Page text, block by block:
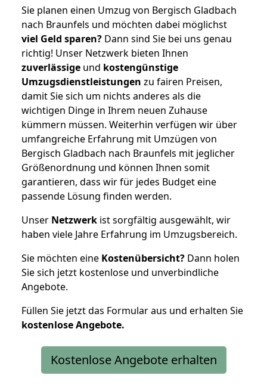
Sie planen einen Umzug von Bergisch Gladbach
nach Braunfels und möchten dabei möglichst
viel Geld sparen? Dann sind Sie bei uns genau
richtig! Unser Netzwerk bieten Ihnen
zuverlässige und kostengünstige
Umzugsdienstleistungen zu fairen Preisen,
damit Sie sich um nichts anderes als die
wichtigen Dinge in Ihrem neuen Zuhause
kümmern müssen. Weiterhin verfügen wir über
umfangreiche Erfahrung mit Umzügen von
Bergisch Gladbach nach Braunfels mit jeglicher
Größenordnung und können Ihnen somit
garantieren, dass wir für jedes Budget eine
passende Lösung finden werden.
Unser Netzwerk ist sorgfältig ausgewählt, wir
haben viele Jahre Erfahrung im Umzugsbereich.
Sie möchten eine Kostenübersicht? Dann holen
Sie sich jetzt kostenlose und unverbindliche
Angebote.
Füllen Sie jetzt das Formular aus und erhalten Sie
kostenloseAngebote.
Kostenlose Angebote erhalten